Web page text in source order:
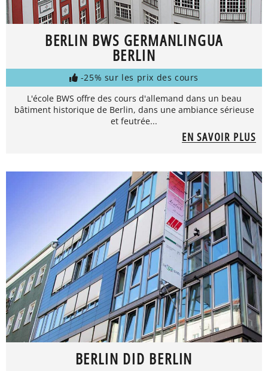
BERLIN BWS GERMANLINGUA
BERLIN
-25% sur les prix des cours
L'école BWS offre des cours d'allemand dans un beau
bâtiment historique de Berlin, dans une ambiance sérieuse
et feutrée...
EN SAVOIR PLUS
BERLIN DID BERLIN